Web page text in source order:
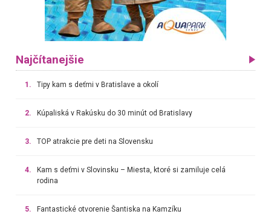
Najčítanejšie
1. Tipy kam s deťmi v Bratislave a okolí
2. Kúpaliská v Rakúsku do 30 minút od Bratislavy
3. TOP atrakcie pre deti na Slovensku
4.
Kam s deťmi v Slovinsku – Miesta, ktoré si zamiluje celá
rodina
5. Fantastické otvorenie Šantiska na Kamzíku